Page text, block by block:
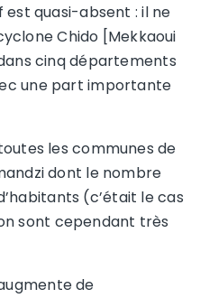
est quasi-absent : il ne
Chido [Mekkaoui
cinq départements
une part importante
les communes de
dont le nombre
(c’était le cas
sont cependant très
de